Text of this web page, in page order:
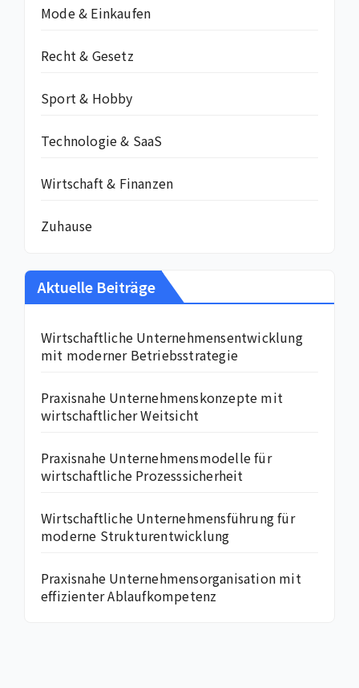
Mode & Einkaufen
Recht & Gesetz
Sport & Hobby
Technologie & SaaS
Wirtschaft & Finanzen
Zuhause
Aktuelle Beiträge
Wirtschaftliche Unternehmensentwicklung
mit moderner Betriebsstrategie
Praxisnahe Unternehmenskonzepte mit
wirtschaftlicher Weitsicht
Praxisnahe Unternehmensmodelle für
wirtschaftliche Prozesssicherheit
Wirtschaftliche Unternehmensführung für
moderne Strukturentwicklung
Praxisnahe Unternehmensorganisation mit
effizienter Ablaufkompetenz